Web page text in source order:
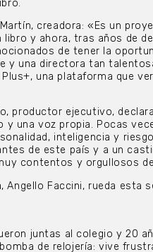
creadora: «Es un
y ahora, tras años de
de tener la
y una directora tan
una plataforma que
productor ejecutivo,
y una voz propia. Pocas
inteligencia y
de este país y a un
contentos y orgullosos
Angello Faccini, rueda esta
juntas al colegio y 20
de relojería: vive